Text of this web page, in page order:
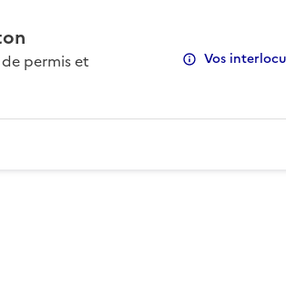
permis et
Vos